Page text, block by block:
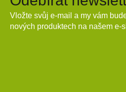
Vložte svůj e-mail a my vám
nových produktech na našem e-